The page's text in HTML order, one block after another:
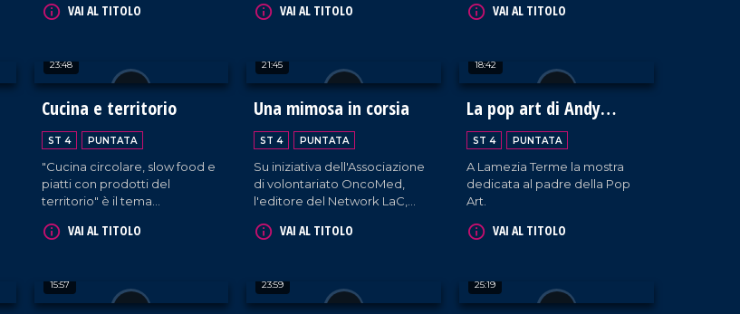
Commerciale al servizio del
VAI AL TITOLO
dal design accattivante, i
la Calabria - raccontano la
propria azienda. Un'ottima
vetrina per esportare la
vitivinicultura non solo fuori
dalla regione, ma anche
dall'Italia.
VAI AL TITOLO VAI AL TITOLO
23:48
Cucina e territorio
ST 4 PUNTATA
"Cucina circolare, slow food e
piatti con prodotti del
territorio" è il tema
nell'ambito del Serre in
VAI AL TITOLO
21:45
Una mimosa in corsia
ST 4 PUNTATA
Su iniziativa dell'Associazione
di volontariato OncoMed,
l'editore del Network LaC,
pazienti dell'ospedale
infermieristico.
VAI AL TITOLO
18:42
La pop art di Andy
Warhol a Palazzo Greco-
Stella
ST 4 PUNTATA
A Lamezia Terme la mostra
dedicata al padre della Pop
Art.
VAI AL TITOLO
15:57 23:59 25:19